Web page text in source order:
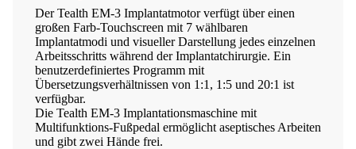
Der Tealth EM-3 Implantatmotor verfügt über einen
großen Farb-Touchscreen mit 7 wählbaren
Implantatmodi und visueller Darstellung jedes einzelnen
Arbeitsschritts während der Implantatchirurgie. Ein
benutzerdefiniertes Programm mit
Übersetzungsverhältnissen von 1:1, 1:5 und 20:1 ist
verfügbar.
Die Tealth EM-3 Implantationsmaschine mit
Multifunktions-Fußpedal ermöglicht aseptisches Arbeiten
und gibt zwei Hände frei.